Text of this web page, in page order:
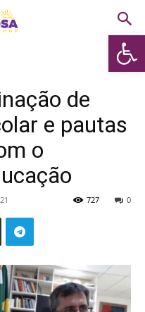
Abrir
de
e pautas
o
0
727